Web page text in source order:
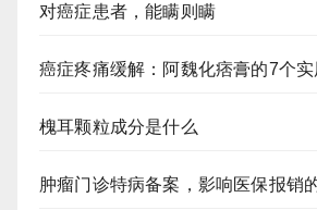
对癌症患者，能瞒则瞒
癌症疼痛缓解：阿魏化痞膏的7个
槐耳颗粒成分是什么
肿瘤门诊特病备案，影响医保报销